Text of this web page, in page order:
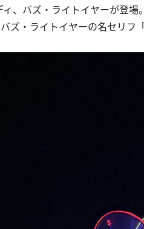
、バズ・ライトイヤーが登場
ズ・ライトイヤーの名セリフ